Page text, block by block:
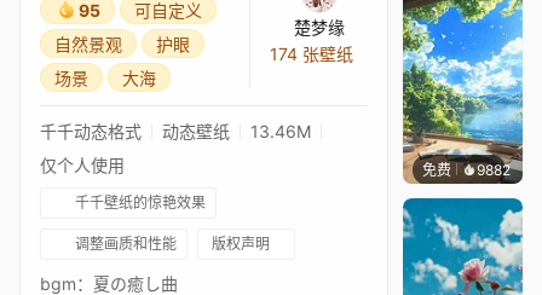
95
可自定义
自然景观
护眼
场景
大海
楚梦缘
174 张壁纸
千千动态格式 动态壁纸
13.46M
仅个人使用
千千壁纸的惊艳效果
调整画质和性能 版权声明
bgm：夏の癒し曲
免费 9882叮叮